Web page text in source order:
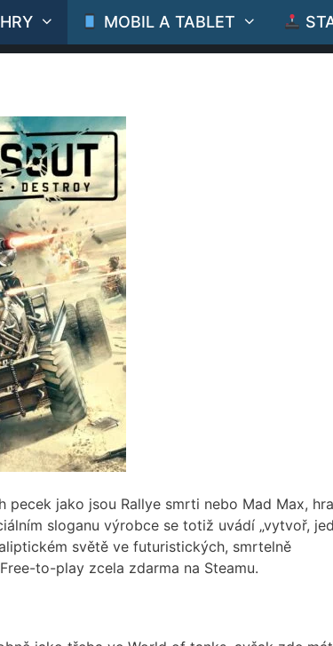
MOBIL A TABLET
jako jsou Rallye smrti nebo Mad Max, hra
sloganu výrobce se totiž uvádí „vytvoř,
světě ve futuristických, smrtelně
to-play zcela zdarma na Steamu.